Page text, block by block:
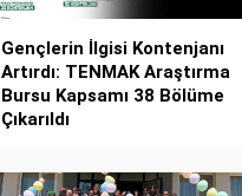
Gençlerin İlgisi Kontenjanı
Artırdı: TENMAK Araştırma
Bursu Kapsamı 38 Bölüme
Çıkarıldı